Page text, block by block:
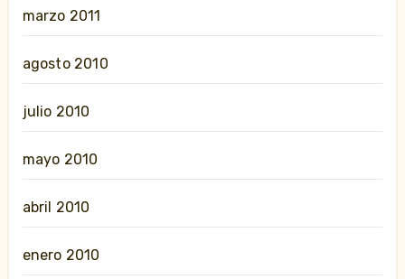
marzo 2011
agosto 2010
julio 2010
mayo 2010
abril 2010
enero 2010